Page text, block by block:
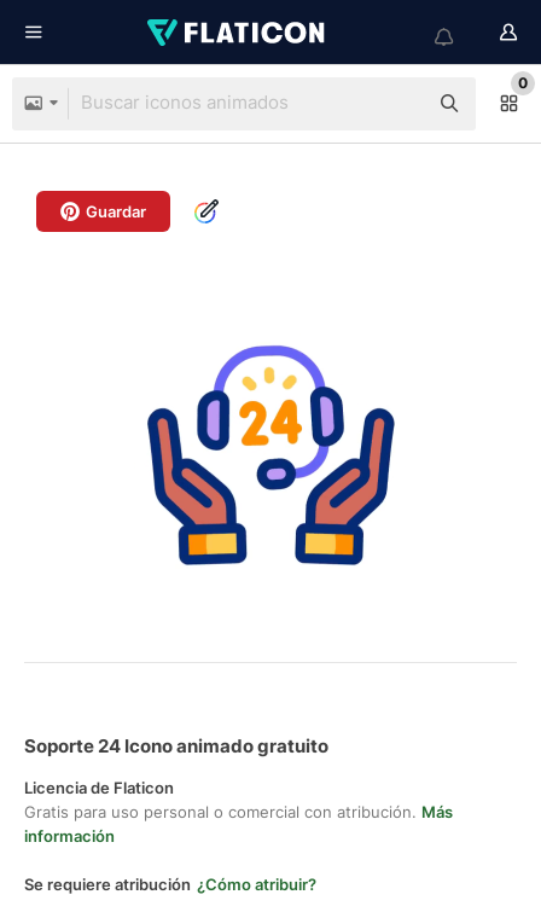
0
Guardar
Soporte 24 Icono animado gratuito
Licencia de Flaticon
Gratis para uso personal o comercial con atribución. Más
información
Se requiere atribución ¿Cómo atribuir?